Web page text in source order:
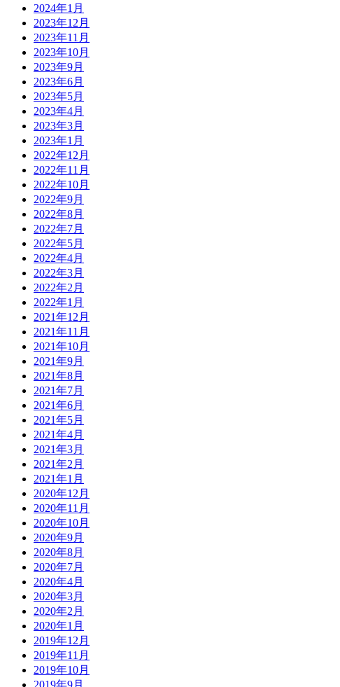
2024年1月
2023年12月
2023年11月
2023年10月
2023年9月
2023年6月
2023年5月
2023年4月
2023年3月
2023年1月
2022年12月
2022年11月
2022年10月
2022年9月
2022年8月
2022年7月
2022年5月
2022年4月
2022年3月
2022年2月
2022年1月
2021年12月
2021年11月
2021年10月
2021年9月
2021年8月
2021年7月
2021年6月
2021年5月
2021年4月
2021年3月
2021年2月
2021年1月
2020年12月
2020年11月
2020年10月
2020年9月
2020年8月
2020年7月
2020年4月
2020年3月
2020年2月
2020年1月
2019年12月
2019年11月
2019年10月
2019年9月